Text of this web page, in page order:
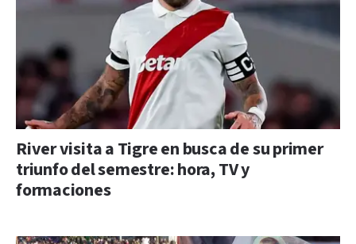
River visita a Tigre en busca de su primer
triunfo del semestre: hora, TV y
formaciones